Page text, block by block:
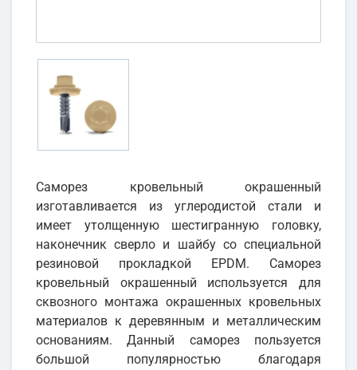
Саморез кровельный окрашенный
изготавливается из углеродистой стали и
имеет утолщенную шестигранную головку,
наконечник сверло и шайбу со специальной
резиновой прокладкой EPDM. Саморез
кровельный окрашенный используется для
сквозного монтажа окрашенных кровельных
материалов к деревянным и металлическим
основаниям. Данный саморез пользуется
большой популярностью благодаря